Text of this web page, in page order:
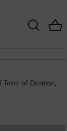
Tears of Deamon,